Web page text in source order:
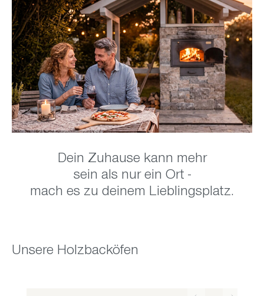
Dein Zuhause kann mehr
sein als nur ein Ort -
mach es zu deinem Lieblingsplatz.
Unsere Holzbacköfen